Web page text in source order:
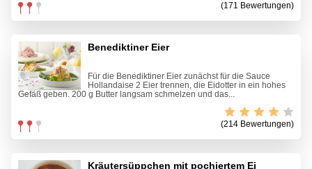
(171 Bewertungen)
Benediktiner Eier
Für die Benediktiner Eier zunächst für die Sauce
Hollandaise 2 Eier trennen, die Eidotter in ein hohes
Gefäß geben. 200 g Butter langsam schmelzen und das...
(214 Bewertungen)
Kräutersüppchen mit pochiertem Ei